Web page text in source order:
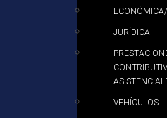
JURÍDICA
VEHÍCULOS